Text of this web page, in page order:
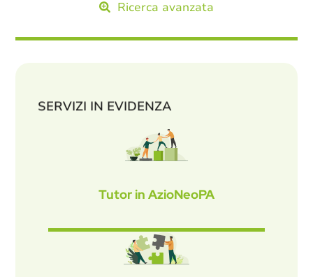
Ricerca avanzata
SERVIZI IN EVIDENZA
Tutor in AzioNeoPA